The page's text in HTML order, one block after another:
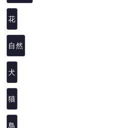
花
自然
犬
猫
鳥